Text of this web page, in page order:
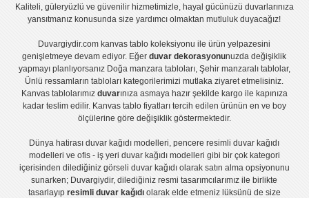
Kaliteli, güleryüzlü ve güvenilir hizmetimizle, hayal gücünüzü duvarlarınıza
yansıtmanız konusunda size yardımcı olmaktan mutluluk duyacağız!
Duvargiydir.comkanvas tablo koleksiyonu ile ürün yelpazesini
genişletmeye devam ediyor. Eğerduvar dekorasyonunuzda değişiklik
yapmayı planlıyorsanız Doğa manzara tabloları, Şehir manzaralı tablolar,
Ünlü ressamların tabloları kategorilerimizi mutlaka ziyaret etmelisiniz.
Kanvas tablolarımız duvarınıza asmaya hazır şekilde kargo ile kapınıza
kadar teslim edilir. Kanvas tablo fiyatlarıtercih edilen ürünün en ve boy
ölçülerine göre değişiklik göstermektedir.
Dünya hatirası duvar kağıdı modelleri ,pencere resimli duvar kağıdı
modelleri ve ofis - iş yeri duvar kağıdı modelleri gibi bir çok kategori
içerisinden dilediğiniz görseli duvar kağıdı olarak satın alma opsiyonunu
sunarken; Duvargiydir, dilediğiniz resmi tasarımcılarımız ile birlikte
tasarlayıp resimli duvar kağıdıolarak elde etmeniz lüksünü de size